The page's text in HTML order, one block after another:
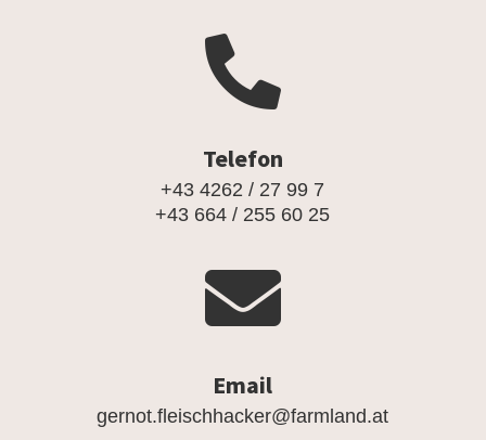

Telefon
+43 4262 / 27 99 7
+43 664 / 255 60 25

Email
gernot.fleischhacker@farmland.at